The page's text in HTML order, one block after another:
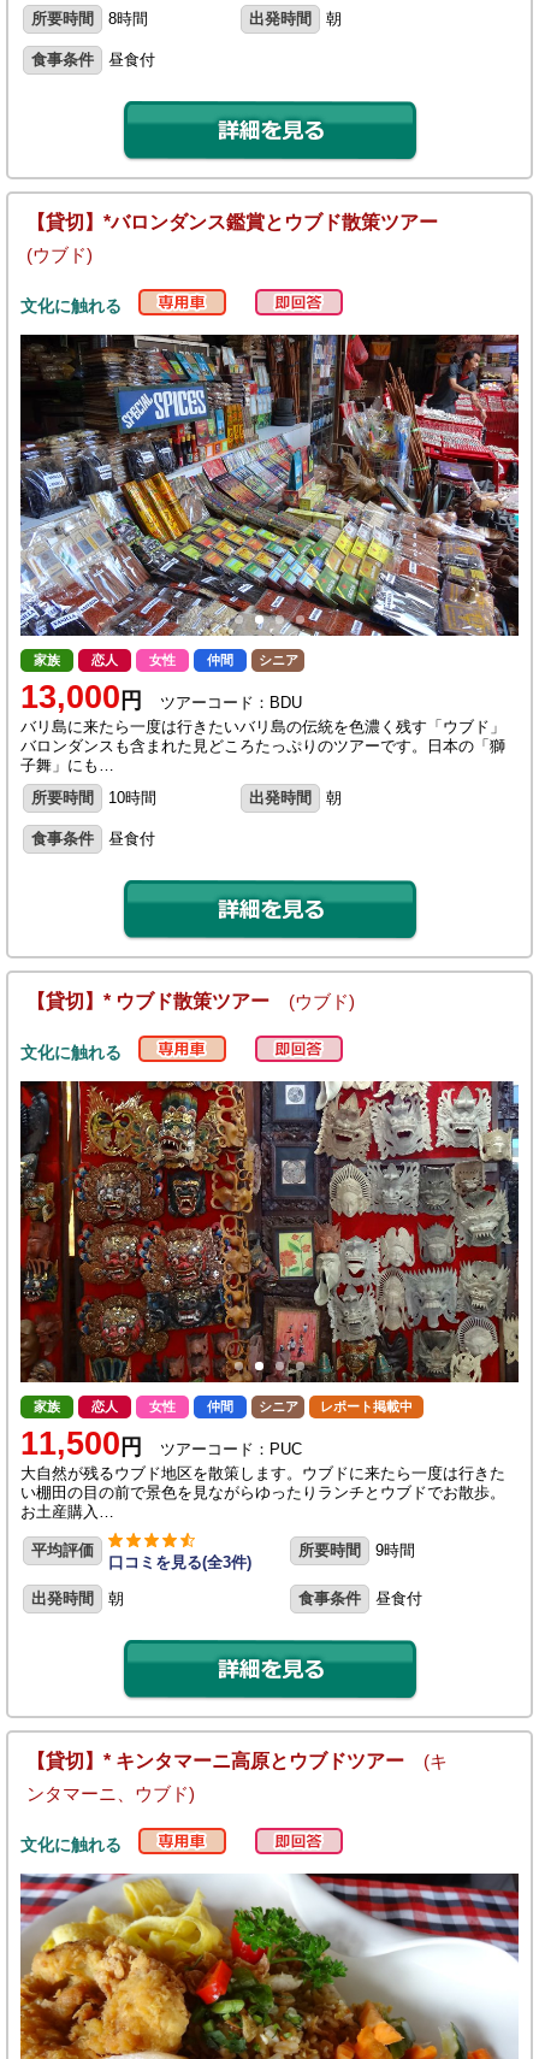
所要時間
8時間 出発時間 朝
食事条件 昼食付
【貸切】*バロンダンス鑑賞とウブド散策ツアー
(ウブド)
文化に触れる
家族 恋人 女性 仲間 シニア
13,000 円
ツアーコード：BDU
バリ島に来たら一度は行きたいバリ島の伝統を色濃く残す「ウブド」
バロンダンスも含まれた見どころたっぷりのツアーです。日本の「獅
子舞」にも…
所要時間
10時間 出発時間 朝
食事条件 昼食付
【貸切】* ウブド散策ツアー (ウブド)
文化に触れる
家族 恋人 女性 仲間 シニア レポート掲載中
11,500 円
ツアーコード：PUC
大自然が残るウブド地区を散策します。ウブドに来たら一度は行きた
い棚田の目の前で景色を見ながらゆったりランチとウブドでお散歩。
お土産購入…
平均評価
口コミを見る(全3件)
所要時間 9時間
出発時間 朝 食事条件 昼食付
【貸切】* キンタマーニ高原とウブドツアー (キ
ンタマーニ、ウブド)
文化に触れる